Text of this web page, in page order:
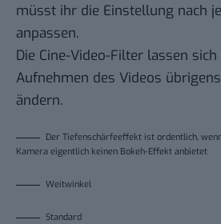
müsst ihr die Einstellung nach
anpassen.
Die Cine-Video-Filter lassen
Aufnehmen des Videos
ändern.
Der Tiefenschärfeeffekt ist ordentlich,
Kamera eigentlich keinen Bokeh-Effekt anbietet
Weitwinkel
Standard